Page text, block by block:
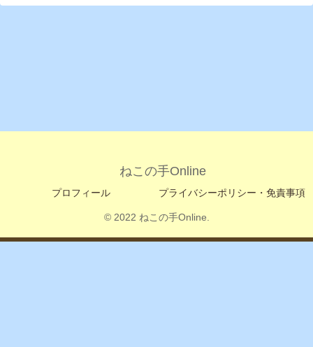
ねこの手Online
プロフィール プライバシーポリシー・免責事項
© 2022 ねこの手Online.